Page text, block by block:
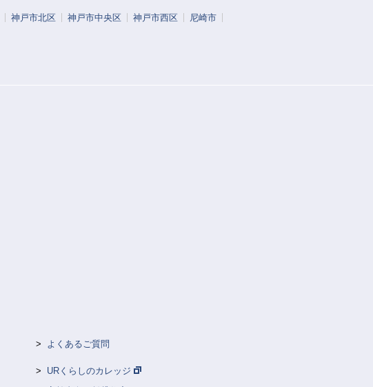
神戸市北区 神戸市中央区 神戸市西区
尼崎市
よくあるご質問
URくらしのカレッジ